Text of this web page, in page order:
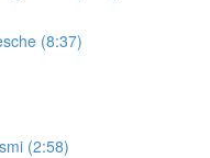
(8:37)
(2:58)